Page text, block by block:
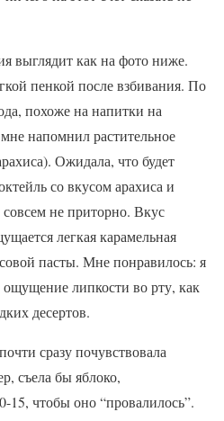
выглядит как на фото ниже.
пенкой после взбивания. По
похоже на напитки на
напомнил растительное
Ожидала, что будет
со вкусом арахиса и
не приторно. Вкус
легкая карамельная
пасты. Мне понравилось: я
липкости во рту, как
десертов.
сразу почувствовала
съела бы яблоко,
15, чтобы оно “провалилось”.